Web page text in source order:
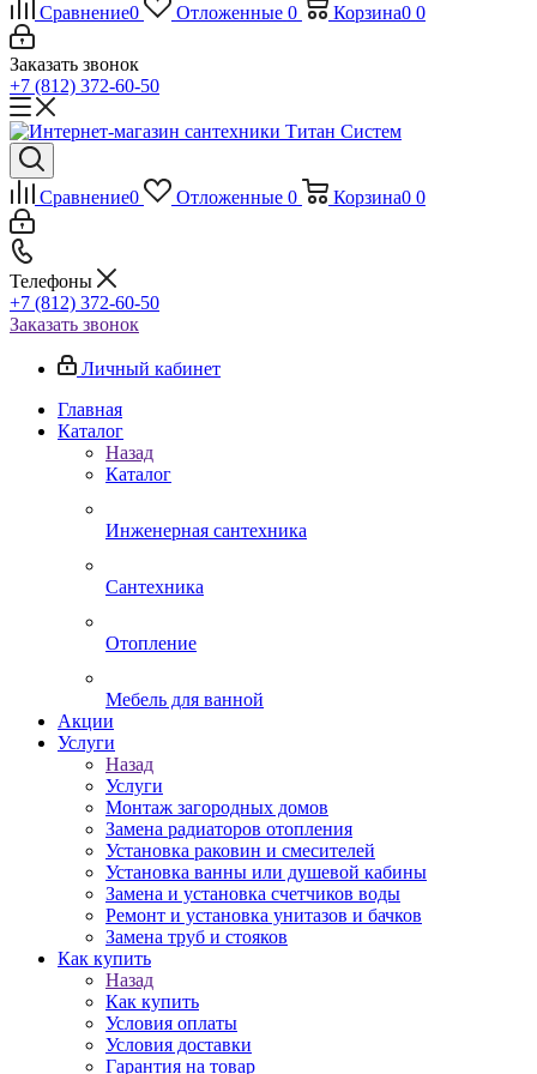
Сравнение0 Отложенные 0 Корзина0 0
Заказать звонок
+7 (812) 372-60-50
Сравнение0 Отложенные 0 Корзина0 0
Телефоны
+7 (812) 372-60-50
Заказать звонок
Личный кабинет
Главная
Каталог
Назад
Каталог
Инженерная сантехника
Сантехника
Отопление
Мебель для ванной
Акции
Услуги
Назад
Услуги
Монтаж загородных домов
Замена радиаторов отопления
Установка раковин и смесителей
Установка ванны или душевой кабины
Замена и установка счетчиков воды
Ремонт и установка унитазов и бачков
Замена труб и стояков
Как купить
Назад
Как купить
Условия оплаты
Условия доставки
Гарантия на товар